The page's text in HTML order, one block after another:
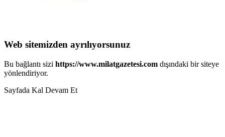
Web sitemizden ayrılıyorsunuz
Bu bağlantı sizi https://www.milatgazetesi.com dışındaki bir siteye
yönlendiriyor.
Sayfada Kal Devam Et